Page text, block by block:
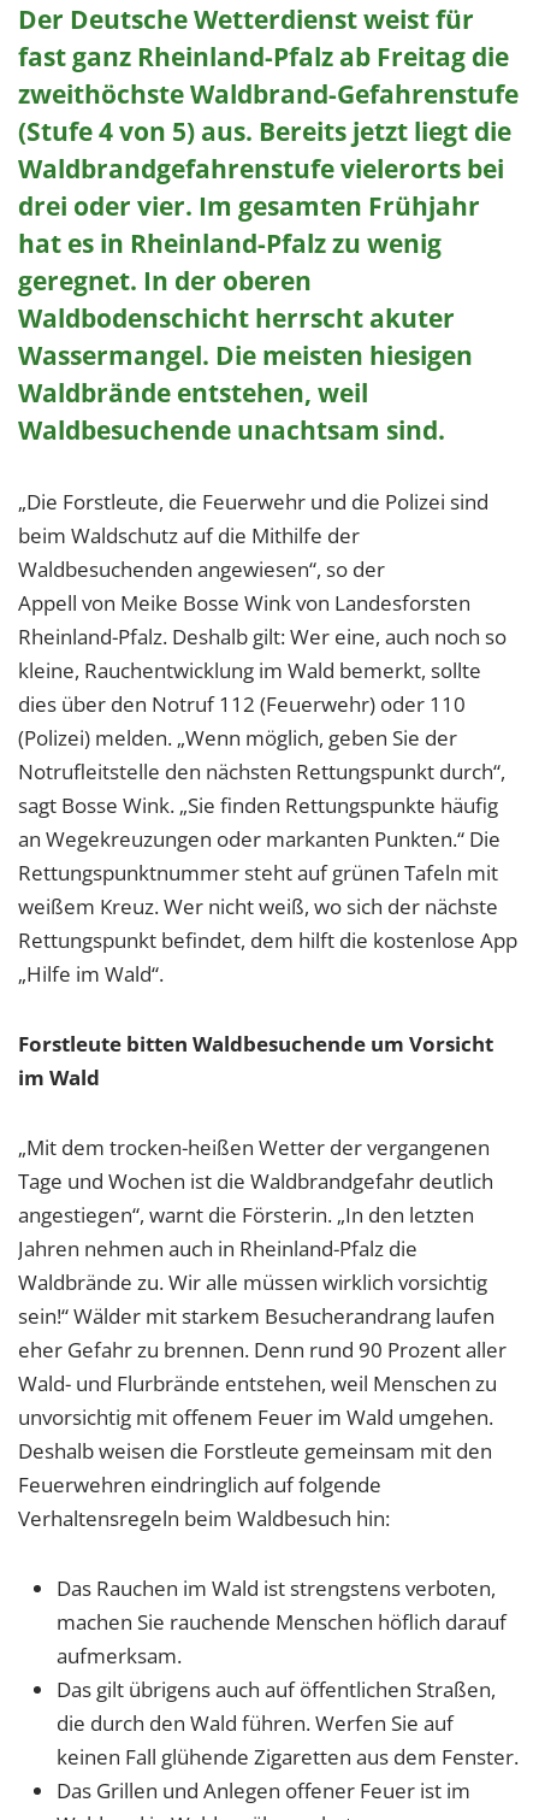
Der Deutsche Wetterdienst weist für
fast ganz Rheinland-Pfalz ab Freitag die
zweithöchste Waldbrand-Gefahrenstufe
(Stufe 4 von 5) aus. Bereits jetzt liegt die
Waldbrandgefahrenstufe vielerorts bei
drei oder vier. Im gesamten Frühjahr
hat es in Rheinland-Pfalz zu wenig
geregnet. In der oberen
Waldbodenschicht herrscht akuter
Wassermangel. Die meisten hiesigen
Waldbrände entstehen, weil
Waldbesuchende unachtsam sind.
„Die Forstleute, die Feuerwehr und die Polizei sind
beim Waldschutz auf die Mithilfe der
Waldbesuchenden angewiesen“, so der
Appell von Meike Bosse Wink von Landesforsten
Rheinland-Pfalz. Deshalb gilt: Wer eine, auch noch so
kleine, Rauchentwicklung im Wald bemerkt, sollte
dies über den Notruf 112 (Feuerwehr) oder 110
(Polizei) melden. „Wenn möglich, geben Sie der
Notrufleitstelle den nächsten Rettungspunkt durch“,
sagt Bosse Wink. „Sie finden Rettungspunkte häufig
an Wegekreuzungen oder markanten Punkten.“ Die
Rettungspunktnummer steht auf grünen Tafeln mit
weißem Kreuz. Wer nicht weiß, wo sich der nächste
Rettungspunkt befindet, dem hilft die kostenlose App
„Hilfe im Wald“.
Forstleute bitten Waldbesuchende um Vorsicht
im Wald
„Mit dem trocken-heißen Wetter der vergangenen
Tage und Wochen ist die Waldbrandgefahr deutlich
angestiegen“, warnt die Försterin. „In den letzten
Jahren nehmen auch in Rheinland-Pfalz die
Waldbrände zu. Wir alle müssen wirklich vorsichtig
sein!“ Wälder mit starkem Besucherandrang laufen
eher Gefahr zu brennen. Denn rund 90 Prozent aller
Wald- und Flurbrände entstehen, weil Menschen zu
unvorsichtig mit offenem Feuer im Wald umgehen.
Deshalb weisen die Forstleute gemeinsam mit den
Feuerwehren eindringlich auf folgende
Verhaltensregeln beim Waldbesuch hin:
Das Rauchen im Wald ist strengstens verboten,
machen Sie rauchende Menschen höflich darauf
aufmerksam.
Das gilt übrigens auch auf öffentlichen Straßen,
die durch den Wald führen. Werfen Sie auf
keinen Fall glühende Zigaretten aus dem Fenster.
Das Grillen und Anlegen offener Feuer ist im